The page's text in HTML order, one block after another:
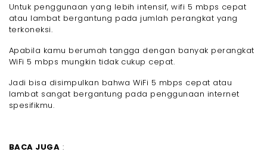
Untuk penggunaan yang lebih intensif, wifi 5 mbps cepat
atau lambat bergantung pada jumlah perangkat yang
terkoneksi.
Apabila kamu berumah tangga dengan banyak perangkat
WiFi 5 mbps mungkin tidak cukup cepat.
Jadi bisa disimpulkan bahwa WiFi 5 mbps cepat atau
lambat sangat bergantung pada penggunaan internet
spesifikmu.
BACA JUGA :